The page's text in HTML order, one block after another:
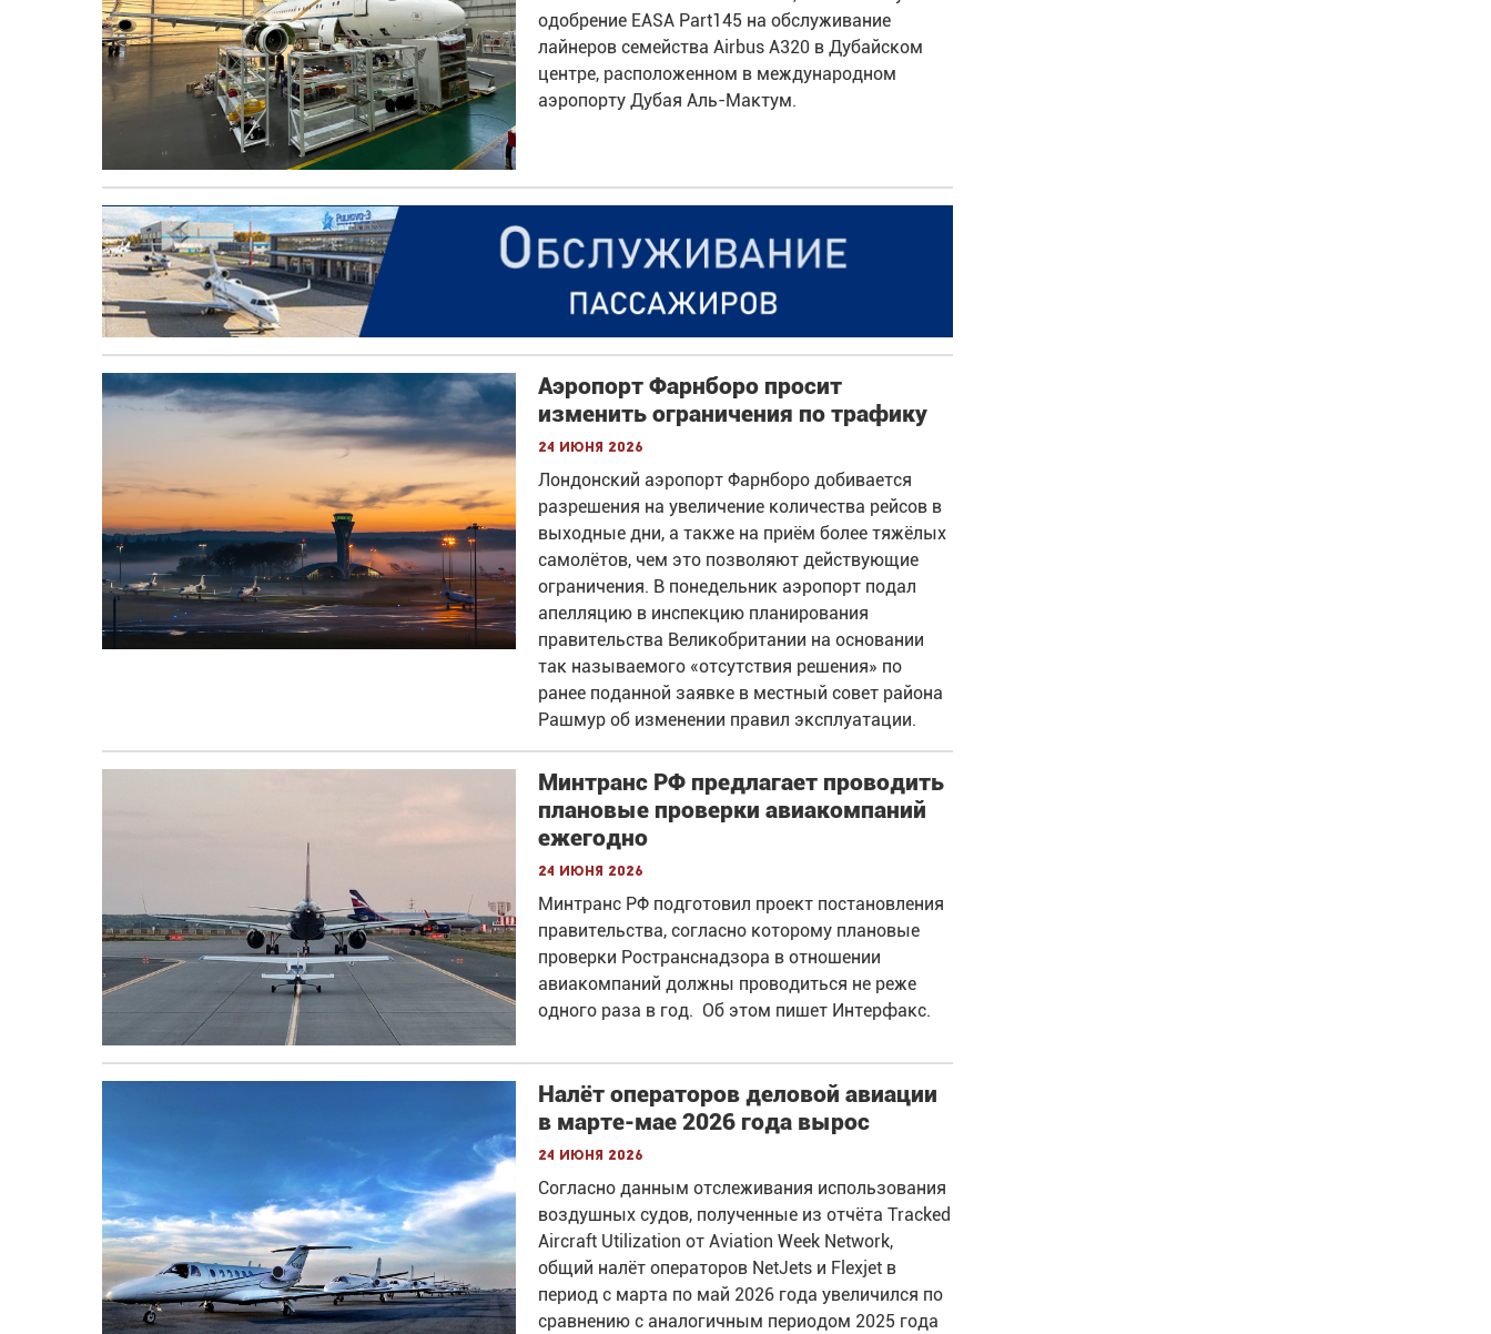
одобрение EASA Part145 на обслуживание
лайнеров семейства Airbus A320 в Дубайском
центре, расположенном в международном
аэропорту Дубая Аль-Мактум.
Аэропорт Фарнборо просит
изменить ограничения по трафику
24 июня 2026
Лондонский аэропорт Фарнборо добивается
разрешения на увеличение количества рейсов в
выходные дни, а также на приём более тяжёлых
самолётов, чем это позволяют действующие
ограничения. В понедельник аэропорт подал
апелляцию в инспекцию планирования
правительства Великобритании на основании
так называемого «отсутствия решения» по
ранее поданной заявке в местный совет района
Рашмур об изменении правил эксплуатации.
Минтранс РФ предлагает проводить
плановые проверки авиакомпаний
ежегодно
24 июня 2026
Минтранс РФ подготовил проект постановления
правительства, согласно которому плановые
проверки Ространснадзора в отношении
авиакомпаний должны проводиться не реже
одного раза в год. Об этом пишет Интерфакс.
Налёт операторов деловой авиации
в марте-мае 2026 года вырос
24 июня 2026
Согласно данным отслеживания использования
воздушных судов, полученные из отчёта Tracked
Aircraft Utilization от Aviation Week Network,
общий налёт операторов NetJets и Flexjet в
период с марта по май 2026 года увеличился по
сравнению с аналогичным периодом 2025 года